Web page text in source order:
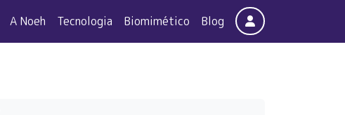
A Noeh Tecnologia Biomimético Blog Account